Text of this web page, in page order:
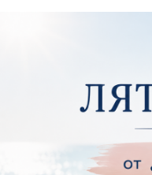
Елементи от хартия - Рамки
Елементи от хартия - Морски
Елементи от хартия - Къщи,
Елементи от хартия -
Елементи от хартия - Други